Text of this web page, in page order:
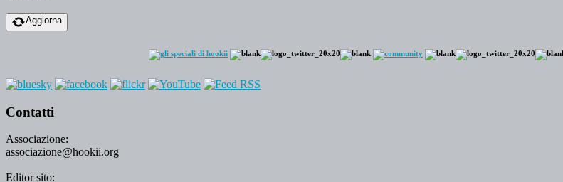
Aggiorna
Contatti
Associazione:
associazione@hookii.org
Editor sito: